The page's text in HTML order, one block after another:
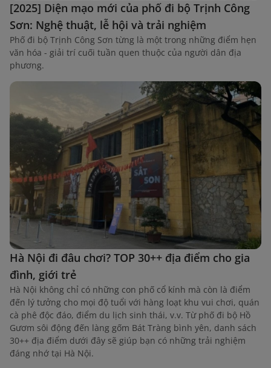
[2025] Diện mạo mới của phố đi bộ Trịnh Công
Sơn: Nghệ thuật, lễ hội và trải nghiệm
Phố đi bộ Trịnh Công Sơn từng là một trong những điểm hẹn
văn hóa - giải trí cuối tuần quen thuộc của người dân địa
phương.
Hà Nội đi đâu chơi? TOP 30++ địa điểm cho gia
đình, giới trẻ
Hà Nội không chỉ có những con phố cổ kính mà còn là điểm
đến lý tưởng cho mọi độ tuổi với hàng loạt khu vui chơi, quán
cà phê độc đáo, điểm du lịch sinh thái, v.v. Từ phố đi bộ Hồ
Gươm sôi động đến làng gốm Bát Tràng bình yên, danh sách
30++ địa điểm dưới đây sẽ giúp bạn có những trải nghiệm
đáng nhớ tại Hà Nội.